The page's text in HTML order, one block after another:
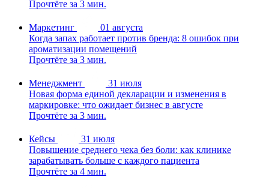
Прочтёте за 3 мин.
Маркетинг
01 августа
Когда запах работает против бренда: 8 ошибок при
ароматизации помещений
Прочтёте за 3 мин.
Менеджмент
31 июля
Новая форма единой декларации и изменения в
маркировке: что ожидает бизнес в августе
Прочтёте за 3 мин.
Кейсы
31 июля
Повышение среднего чека без боли: как клинике
зарабатывать больше с каждого пациента
Прочтёте за 4 мин.